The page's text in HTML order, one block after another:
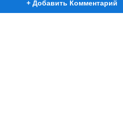
+ Добавить Комментарий